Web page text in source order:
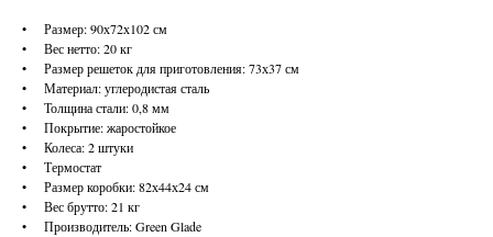
• Размер: 90х72х102 см
• Вес нетто: 20 кг
• Размер решеток для приготовления: 73х37 см
• Материал: углеродистая сталь
• Толщина стали: 0,8 мм
• Покрытие: жаростойкое
• Колеса: 2 штуки
• Термостат
• Размер коробки: 82х44х24 см
• Вес брутто: 21 кг
• Производитель: Green Glade